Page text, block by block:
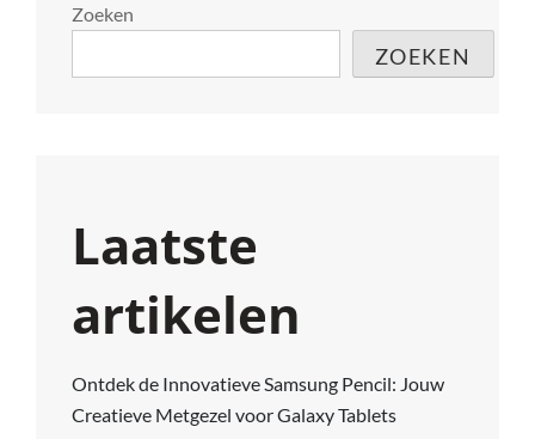
Zoeken
ZOEKEN
Laatste
artikelen
Ontdek de Innovatieve Samsung Pencil: Jouw
Creatieve Metgezel voor Galaxy Tablets